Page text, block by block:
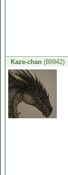
Kaze-chan(88942)